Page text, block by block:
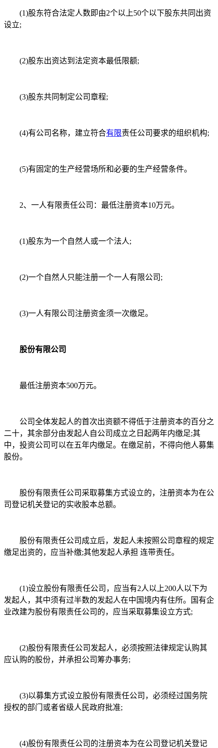
(1)股东符合法定人数即由2个以上50个以下股东共同出资
设立;
(2)股东出资达到法定资本最低限额;
(3)股东共同制定公司章程;
(4)有公司名称，建立符合有限责任公司要求的组织机构;
(5)有固定的生产经营场所和必要的生产经营条件。
2、一人有限责任公司：最低注册资本10万元。
(1)股东为一个自然人或一个法人;
(2)一个自然人只能注册一个一人有限公司;
(3)一人有限公司注册资金须一次缴足。
股份有限公司
最低注册资本500万元。
公司全体发起人的首次出资额不得低于注册资本的百分之
二十，其余部分由发起人自公司成立之日起两年内缴足;其
中，投资公司可以在五年内缴足。在缴足前，不得向他人募集
股份。
股份有限责任公司采取募集方式设立的，注册资本为在公
司登记机关登记的实收股本总额。
股份有限责任公司成立后，发起人未按照公司章程的规定
缴足出资的，应当补缴;其他发起人承担 连带责任。
(1)设立股份有限责任公司，应当有2人以上200人以下为
发起人，其中须有过半数的发起人在中国境内有住所。国有企
业改建为股份有限责任公司的，应当采取募集设立方式;
(2)股份有限责任公司发起人，必须按照法律规定认购其
应认购的股份，并承担公司筹办事务;
(3)以募集方式设立股份有限责任公司，必须经过国务院
授权的部门或者省级人民政府批准;
(4)股份有限责任公司的注册资本为在公司登记机关登记